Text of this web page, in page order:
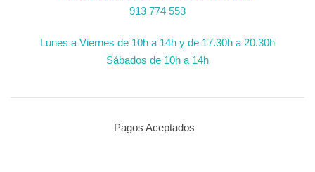
913 774 553
Lunes a Viernes de 10h a 14h y de 17.30h a 20.30h
Sábados de 10h a 14h
Pagos Aceptados